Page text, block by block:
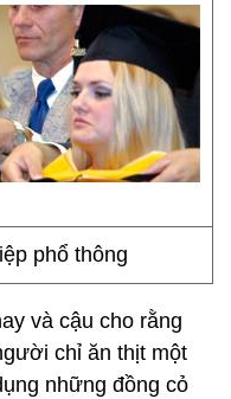
phổ thông
và cậu cho rằng
chỉ ăn thịt một
những đồng cỏ